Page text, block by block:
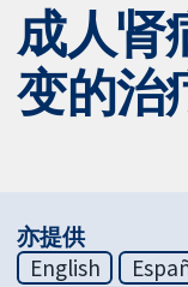
成人肾
变的治
亦提供
English